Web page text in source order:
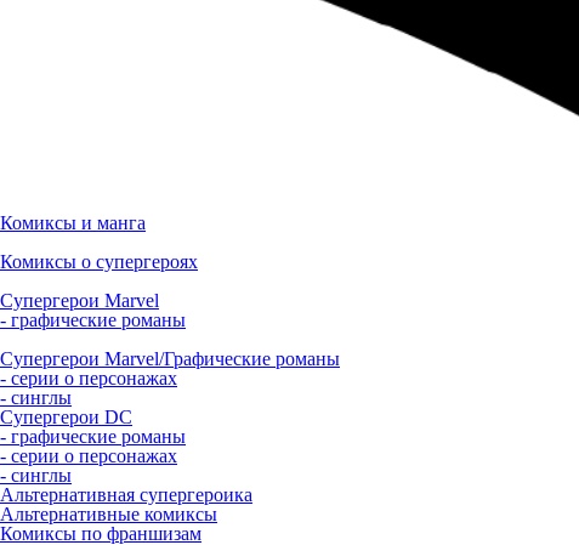
Комиксы и манга
Комиксы о супергероях
Супергерои Marvel
- графические романы
Супергерои Marvel/Графические романы
- серии о персонажах
- синглы
Супергерои DC
- графические романы
- серии о персонажах
- синглы
Альтернативная супергероика
Альтернативные комиксы
Комиксы по франшизам